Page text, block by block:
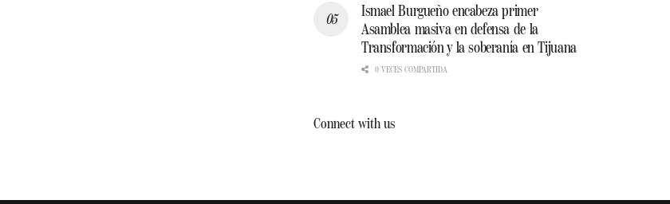
Ismael Burgueño encabeza primer
Asamblea masiva en defensa de la
Transformación y la soberanía en Tijuana
0 VECES COMPARTIDA
Connect with us